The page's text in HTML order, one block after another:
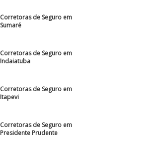
Corretoras de Seguro em
Sumaré
Corretoras de Seguro em
Indaiatuba
Corretoras de Seguro em
Itapevi
Corretoras de Seguro em
Presidente Prudente